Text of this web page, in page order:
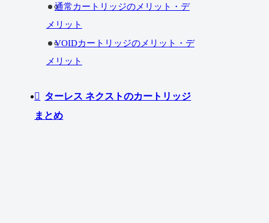
通常カートリッジのメリット・デ
メリット
VOIDカートリッジのメリット・デ
メリット
ターレス ネクストのカートリッジ
まとめ